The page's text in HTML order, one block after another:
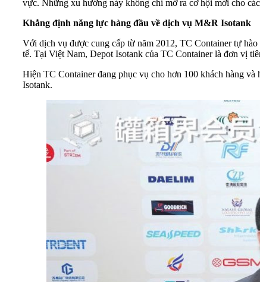
vực. Những xu hướng này không chỉ mở ra cơ hội mới cho
Khẳng định năng lực hàng đầu về dịch vụ M&R Isotank
Với dịch vụ được cung cấp từ năm 2012, TC Container tự
tế. Tại Việt Nam, Depot Isotank của TC Container là đơn vị
Hiện TC Container đang phục vụ cho hơn 100 khách hàng
Isotank.